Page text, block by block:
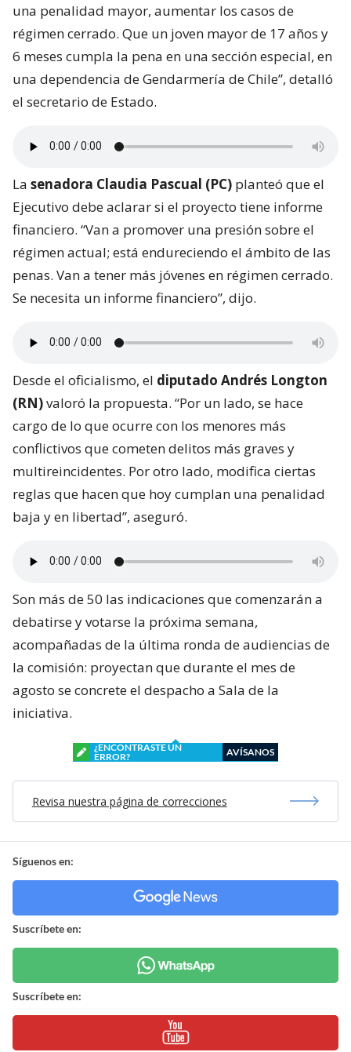
una penalidad mayor, aumentar los casos de
régimen cerrado. Que un joven mayor de 17 años y
6 meses cumpla la pena en una sección especial, en
una dependencia de Gendarmería de Chile”, detalló
el secretario de Estado.
La senadora Claudia Pascual (PC) planteó que el
Ejecutivo debe aclarar si el proyecto tiene informe
financiero. “Van a promover una presión sobre el
régimen actual; está endureciendo el ámbito de las
penas. Van a tener más jóvenes en régimen cerrado.
Se necesita un informe financiero”, dijo.
Desde el oficialismo, el diputado Andrés Longton
(RN)valoró la propuesta. “Por un lado, se hace
cargo de lo que ocurre con los menores más
conflictivos que cometen delitos más graves y
multireincidentes. Por otro lado, modifica ciertas
reglas que hacen que hoy cumplan una penalidad
baja y en libertad”, aseguró.
Son más de 50 las indicaciones que comenzarán a
debatirse y votarse la próxima semana,
acompañadas de la última ronda de audiencias de
la comisión: proyectan que durante el mes de
agosto se concrete el despacho a Sala de la
iniciativa.
¿ENCONTRASTE UN
ERROR?
AVÍSANOS
Revisa nuestra página de correcciones
Síguenos en:
Suscríbete en:
Suscríbete en: